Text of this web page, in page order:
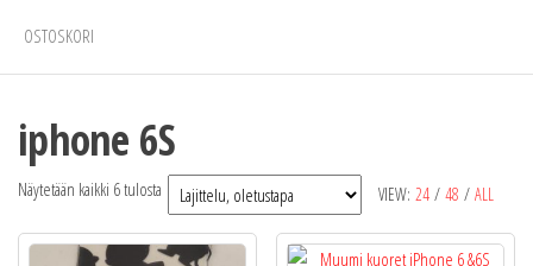
OSTOSKORI
iphone 6S
VIEW: 24 / 48 / ALL
Näytetään kaikki 6 tulosta